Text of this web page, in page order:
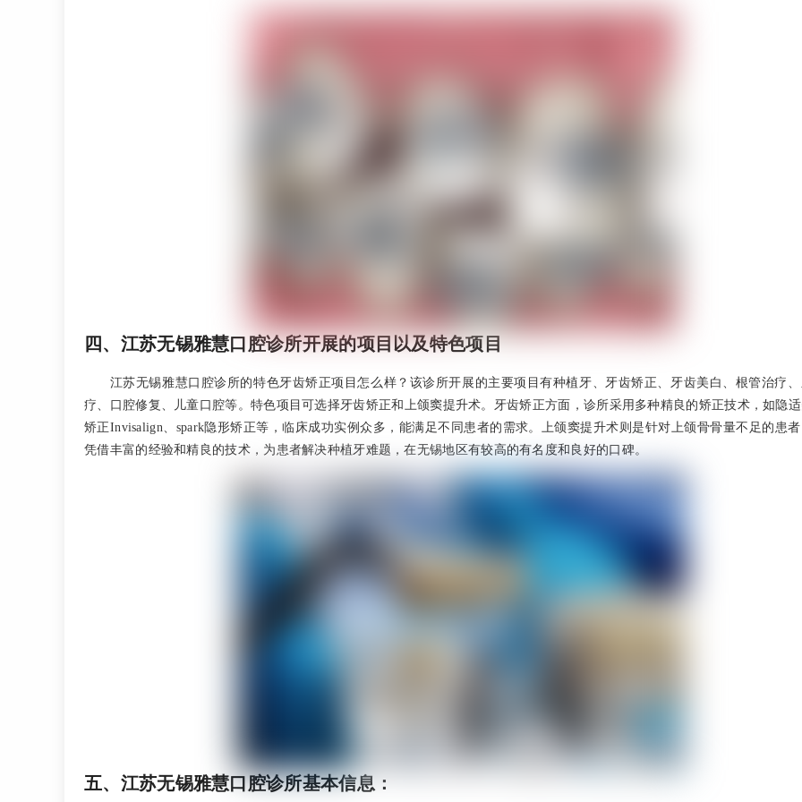
四、江苏无锡雅慧口腔诊所开展的项目以及特色项目
江苏无锡雅慧口腔诊所的特色牙齿矫正项目怎么样？该诊所开展的主要项目有种植牙、牙齿矫正、牙齿美白、根管治疗
疗、口腔修复、儿童口腔等。特色项目可选择牙齿矫正和上颌窦提升术。牙齿矫正方面，诊所采用多种精良的矫正技术，如隐
矫正Invisalign、spark隐形矫正等，临床成功实例众多，能满足不同患者的需求。上颌窦提升术则是针对上颌骨骨量不足的患
凭借丰富的经验和精良的技术，为患者解决种植牙难题，在无锡地区有较高的有名度和良好的口碑。
五、江苏无锡雅慧口腔诊所基本信息：